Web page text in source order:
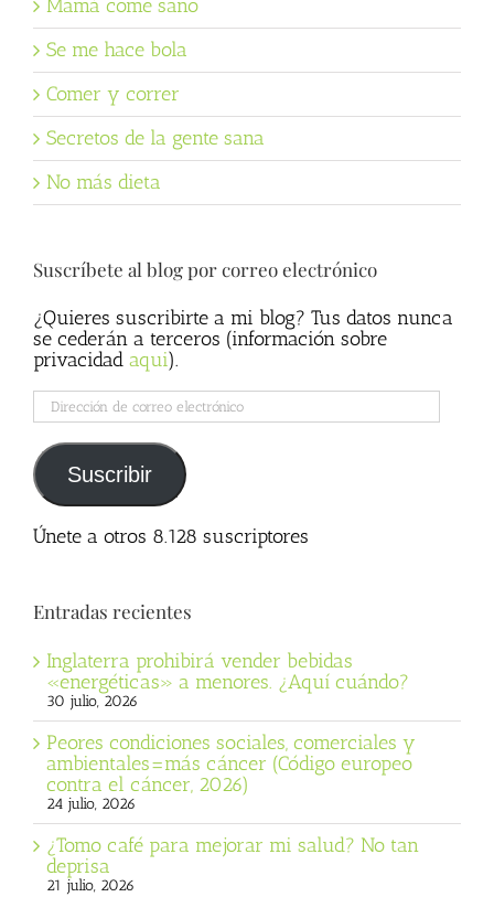
Mamá come sano
Se me hace bola
Comer y correr
Secretos de la gente sana
No más dieta
Suscríbete al blog por correo electrónico
¿Quieres suscribirte a mi blog? Tus datos nunca
se cederán a terceros (información sobre
privacidad aqui).
Dirección
de
correo
electrónico
Suscribir
Únete a otros 8.128 suscriptores
Entradas recientes
Inglaterra prohibirá vender bebidas
«energéticas» a menores. ¿Aquí cuándo?
30 julio, 2026
Peores condiciones sociales, comerciales y
ambientales=más cáncer (Código europeo
contra el cáncer, 2026)
24 julio, 2026
¿Tomo café para mejorar mi salud? No tan
deprisa
21 julio, 2026